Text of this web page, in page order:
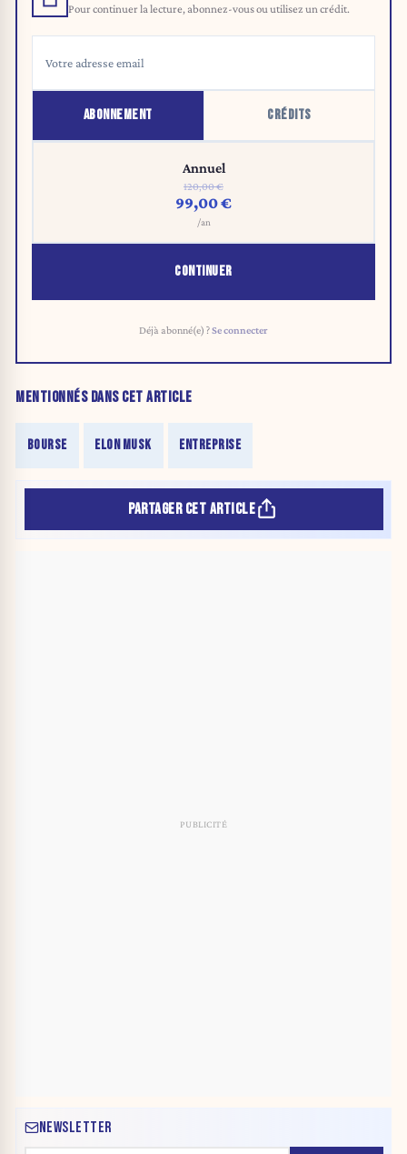
Pour continuer la lecture, abonnez-vous ou utilisez un crédit.
ABONNEMENT CRÉDITS
Annuel
120,00 €
99,00 €
/an
CONTINUER
Déjà abonné(e) ?Se connecter
MENTIONNÉS DANS CET ARTICLE
BOURSE ELON MUSK ENTREPRISE
PARTAGER CET ARTICLE
NEWSLETTER